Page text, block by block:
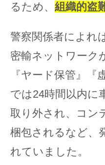
るため、 組織的盗
警察関係者によれ
密輸ネットワーク
『ヤード保管』
では24時間以内に
取り外され、コン
梱包されるなど、
れていました。